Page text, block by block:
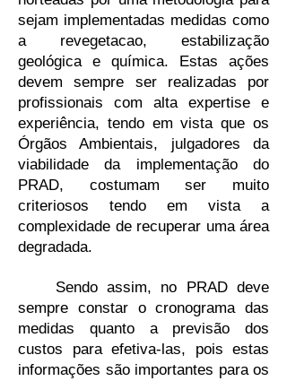
sejam implementadas medidas como
a revegetacao, estabilização
geológica e química. Estas ações
devem sempre ser realizadas por
profissionais com alta expertise e
experiência, tendo em vista que os
Órgãos Ambientais, julgadores da
viabilidade da implementação do
PRAD, costumam ser muito
criteriosos tendo em vista a
complexidade de recuperar uma área
degradada.
Sendo assim, no PRAD deve
sempre constar o cronograma das
medidas quanto a previsão dos
custos para efetiva-las, pois estas
informações são importantes para os